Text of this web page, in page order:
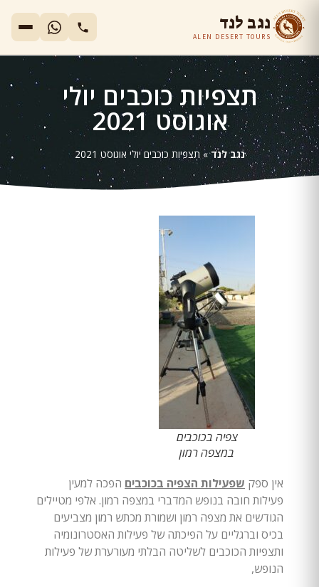
נגב לנד
ALEN DESERT TOURS
תצפיות כוכבים יולי
אוגוסט 2021
נגב לנד»תצפיות כוכבים יולי אוגוסט 2021
צפיה בכוכבים
במצפה רמון
אין ספק שפעילות הצפיה בכוכבים הפכה למעין
פעילות חובה בנופש המדברי במצפה רמון. אלפי מטיילים
הגודשים את מצפה רמון ושמורת מכתש רמון מצביעים
בכיס וברגליים על הפיכתה של פעילות האסטרונומיה
ותצפיות הכוכבים לשליטה הבלתי מעורערת של פעילות
הנופש,